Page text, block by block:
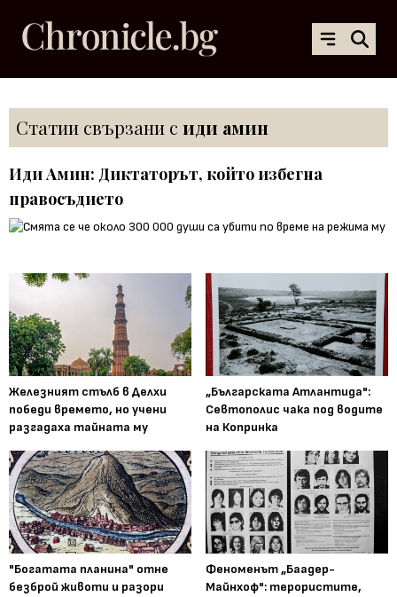
Статии свързани с иди амин
Иди Амин: Диктаторът, който избегна
правосъдието
Железният стълб в Делхи
победи времето, но учени
разгадаха тайната му
„Българската Атлантида":
Севтополис чака под водите
на Копринка
"Богатата планина" отне
безброй животи и разори
Феноменът „Баадер-
Майнхоф": терористите,